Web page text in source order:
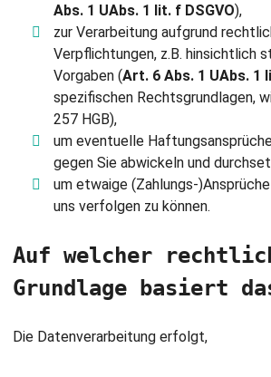
Abs. 1 UAbs. 1 lit. f DSGVO),
zur Verarbeitung aufgrund
Verpflichtungen, z.B. hinsichtlich
Vorgaben (Art. 6 Abs. 1 UAbs. 1
spezifischen Rechtsgrundlagen,
257 HGB),
um eventuelle
gegen Sie abwickeln und
um etwaige (Zahlungs-
uns verfolgen zu können.
Auf welcher
Grundlage basiert
Die Datenverarbeitung erfolgt,